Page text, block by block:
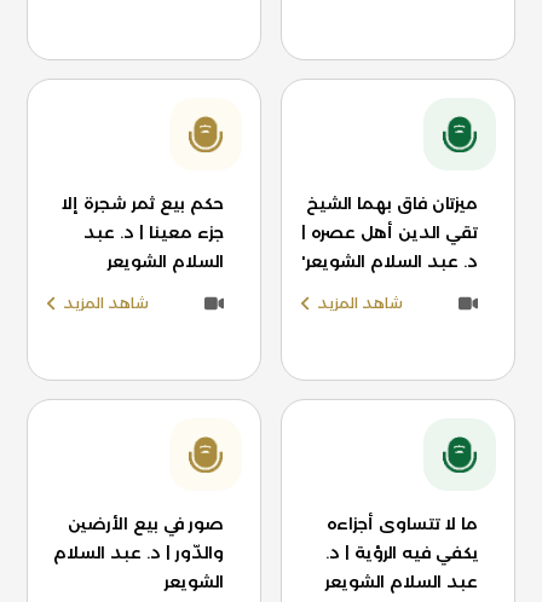
ميزتان فاق بهما الشيخ
تقي الدين أهل عصره |
د. عبد السلام الشويعر'
شاهد المزيد
حكم بيع ثمر شجرة إلا
جزء معينا | د. عبد
السلام الشويعر
شاهد المزيد
ما لا تتساوى أجزاءه
يكفي فيه الرؤية | د.
عبد السلام الشويعر
صور في بيع الأرضين
والدّور | د. عبد السلام
الشويعر